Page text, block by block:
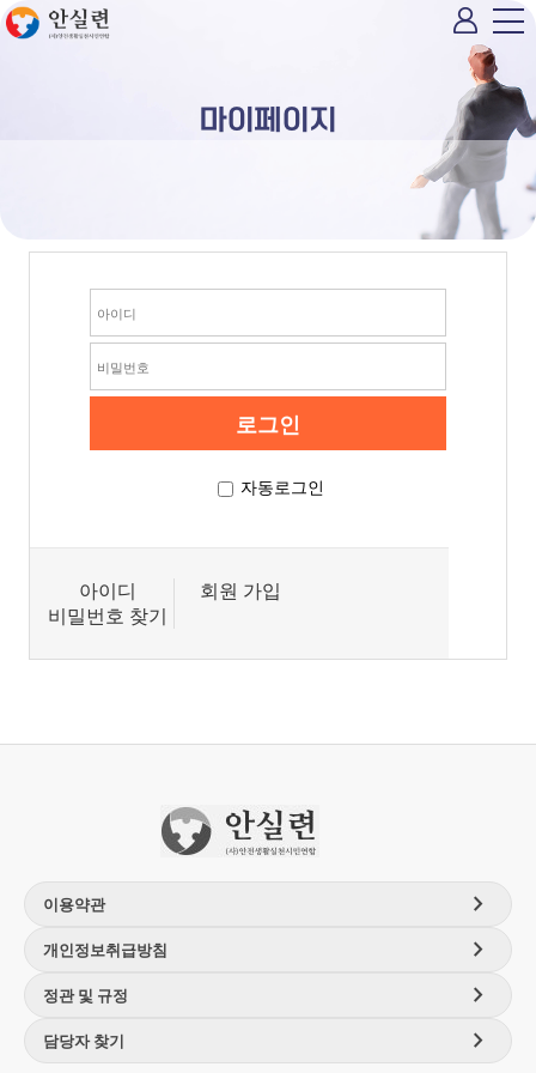
마이페이지
자동로그인
아이디
비밀번호 찾기
회원 가입
이용약관 chevron_right
개인정보취급방침 chevron_right
정관 및 규정 chevron_right
담당자 찾기 chevron_right